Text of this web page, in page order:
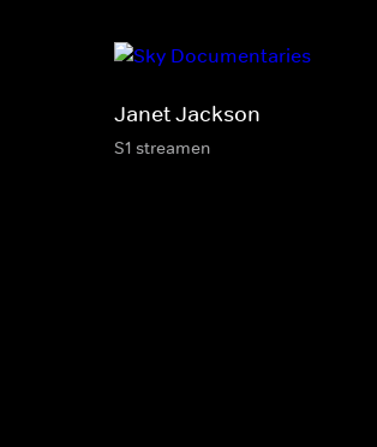
Janet Jackson
S1 streamen